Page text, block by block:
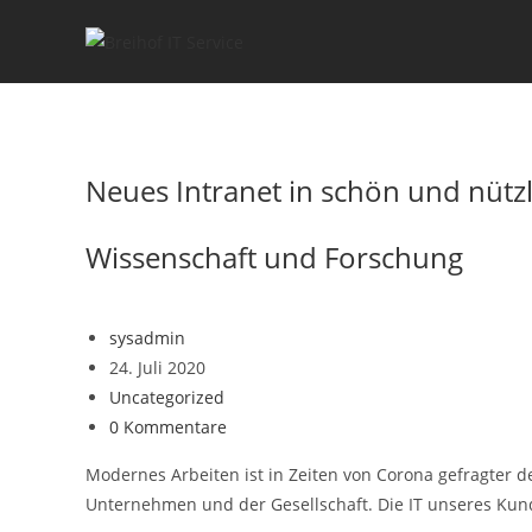
Monatsarchiv: Juli 2020
Neues Intranet in schön und
Wissenschaft und Forschung
sysadmin
24. Juli 2020
Uncategorized
0 Kommentare
Modernes Arbeiten ist in Zeiten von Corona gefragter
Unternehmen und der Gesellschaft. Die IT unseres